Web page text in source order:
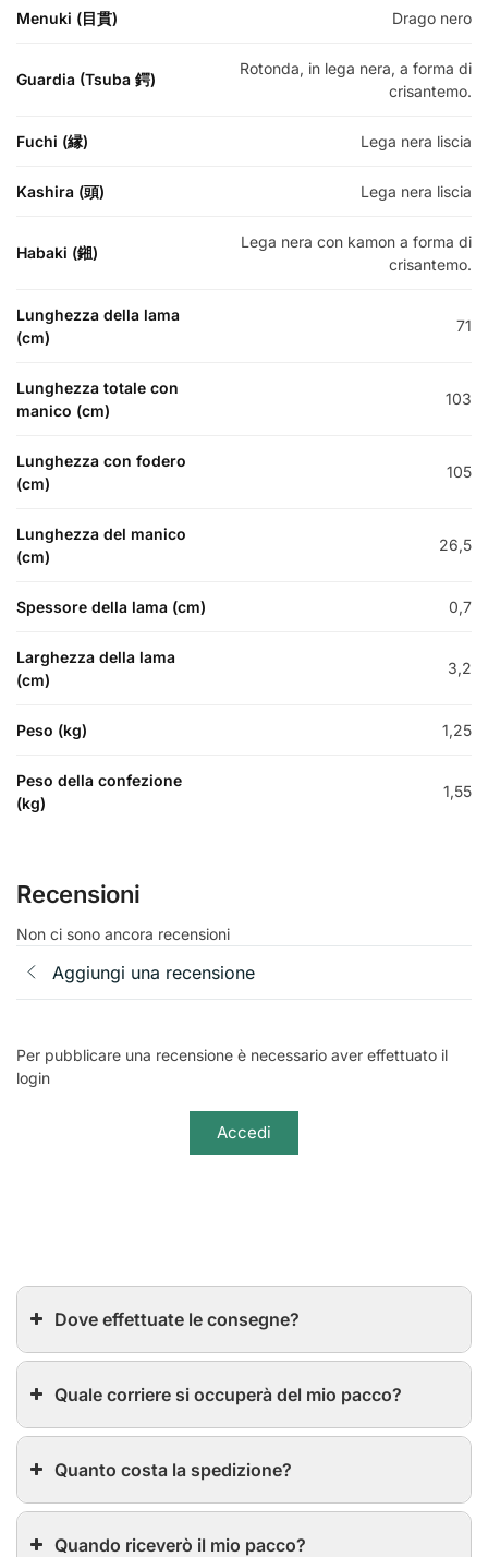
Menuki (目貫) Drago nero
Guardia (Tsuba 鍔)
Rotonda, in lega nera, a forma di
crisantemo.
Fuchi (縁) Lega nera liscia
Kashira (頭) Lega nera liscia
Habaki (鎺)
Lega nera con kamon a forma di
crisantemo.
Lunghezza della lama
(cm)
71
Lunghezza totale con
manico (cm)
103
Lunghezza con fodero
(cm)
105
Lunghezza del manico
(cm)
26,5
Spessore della lama (cm) 0,7
Larghezza della lama
(cm)
3,2
Peso (kg) 1,25
Peso della confezione
(kg)
1,55
Recensioni
Non ci sono ancora recensioni
Aggiungi una recensione
Per pubblicare una recensione è necessario aver effettuato il
login
Accedi
Dove effettuate le consegne?
Quale corriere si occuperà del mio pacco?
Quanto costa la spedizione?
Quando riceverò il mio pacco?